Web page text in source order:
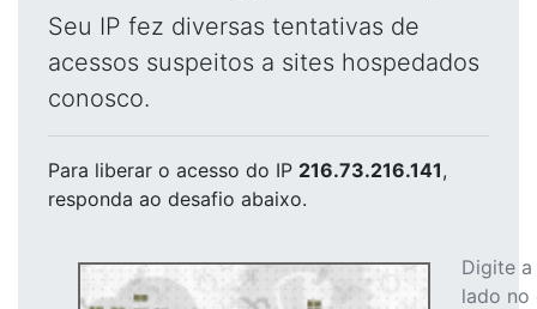
Seu IP fez diversas tentativas de
acessos suspeitos a sites hospedados
conosco.
Para liberar o acesso do IP 216.73.216.141,
responda ao desafio abaixo.
Digite
lado no